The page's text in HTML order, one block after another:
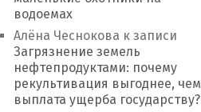
водоемах
Алёна Чеснокова к записи
Загрязнение земель
нефтепродуктами: почему
рекультивация выгоднее, чем
выплата ущерба государству?